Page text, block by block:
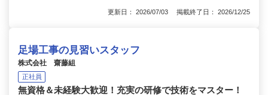
更新日： 2026/07/03 掲載終了日： 2026/12/25
足場工事の見習いスタッフ
株式会社 齋藤組
正社員
無資格＆未経験大歓迎！充実の研修で技術をマスター！